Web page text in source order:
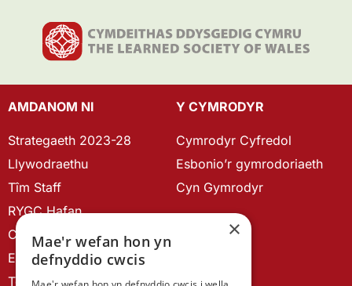
AMDANOM NI
Strategaeth 2023-28
Llywodraethu
Tîm Staff
RYGC Hafan
Canllawiau brandio
Ein Hanes
Telerau ac Amodau
Y CYMRODYR
Cymrodyr Cyfredol
Esbonio’r gymrodoriaeth
Cyn Gymrodyr
×
Mae'r wefan hon yn
defnyddio cwcis